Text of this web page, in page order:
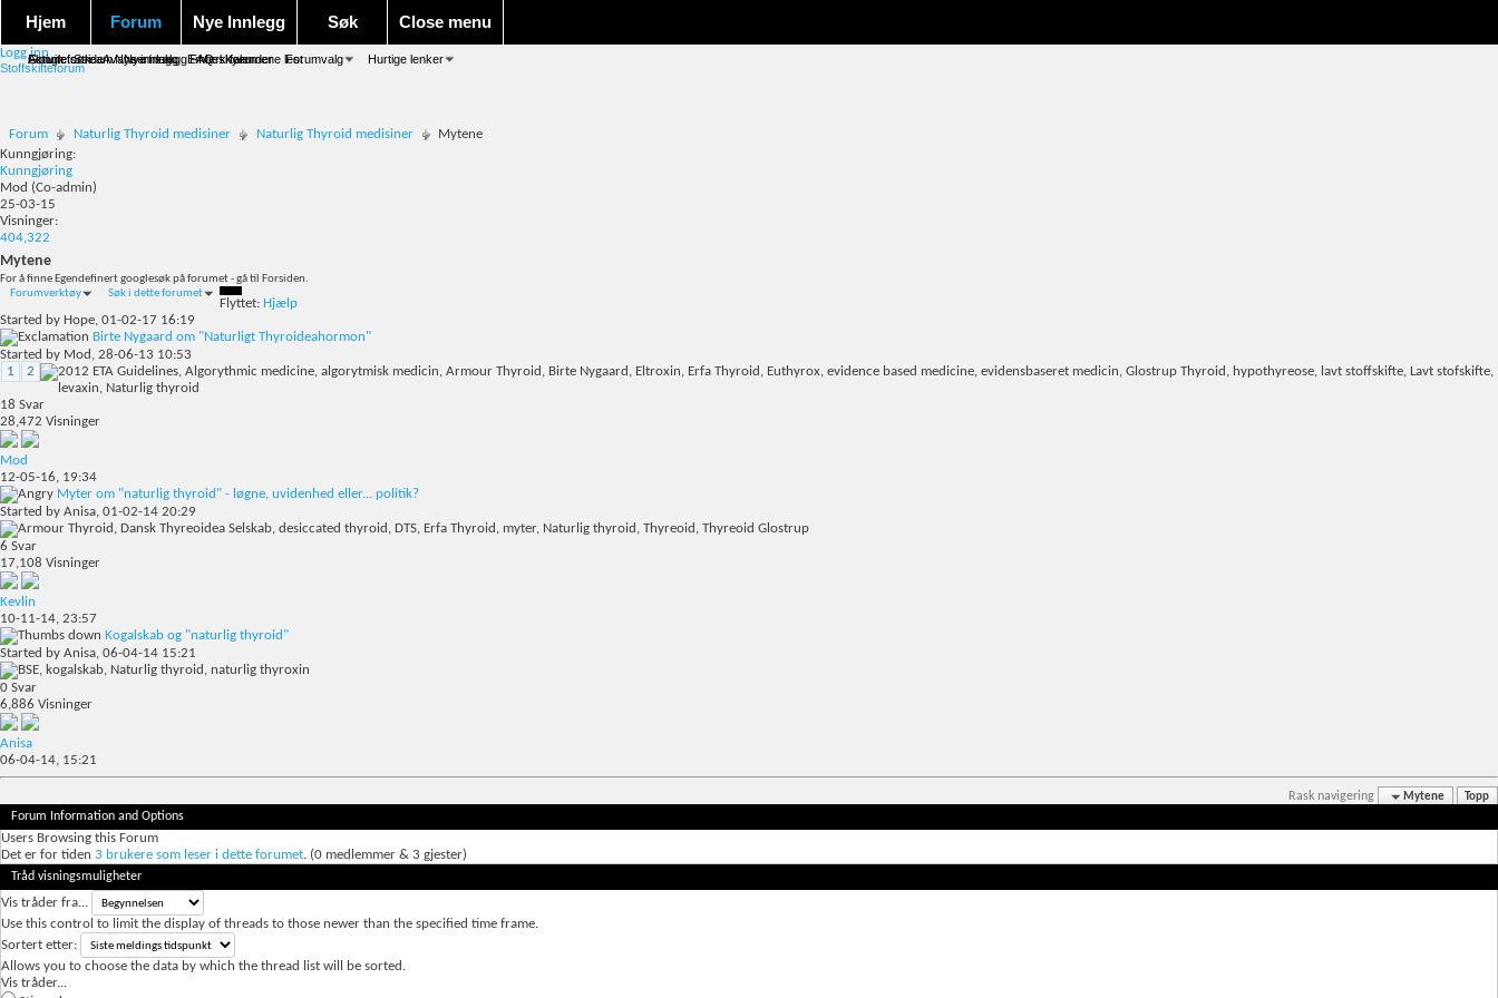
Hjem Forum
Forum forside Nye innlegg FAQ Kalender Forumvalg Hurtige lenker
Nye Innlegg
Aktivitet Stream Nye innlegg Merk forumene lest
Søk
Google søk Avansert søk Emneskyen
Close menu
Logg inn
Stoffskifteforum
Forum Naturlig Thyroid medisiner Naturlig Thyroid medisiner
Mytene
Kunngjøring:
Kunngjøring
Mod (Co-admin)
25-03-15
Visninger:
404,322
Mytene
For å finne Egendefinert googlesøk på forumet - gå til Forsiden.
Forumverktøy
Søk i dette forumet
Flyttet: Hjælp
Started by Hope, 01-02-17 16:19
Birte Nygaard om "Naturligt Thyroideahormon"
Started by Mod , 28-06-13 10:53
1
2
18 Svar
28,472 Visninger
Mod
12-05-16, 19:34
Myter om "naturlig thyroid" - løgne, uvidenhed eller... politik?
Started by Anisa, 01-02-14 20:29
6 Svar
17,108 Visninger
Kevlin
10-11-14, 23:57
Kogalskab og "naturlig thyroid"
Started by Anisa, 06-04-14 15:21
0 Svar
6,886 Visninger
Anisa
06-04-14, 15:21
Rask navigering Mytene Topp
Forum Information and Options
Users Browsing this Forum
Det er for tiden 3 brukere som leser i dette forumet. (0 medlemmer & 3 gjester)
Tråd visningsmuligheter
Vis tråder fra...
Use this control to limit the display of threads to those newer than the specified time frame.
Sortert etter:
Allows you to choose the data by which the thread list will be sorted.
Vis tråder...